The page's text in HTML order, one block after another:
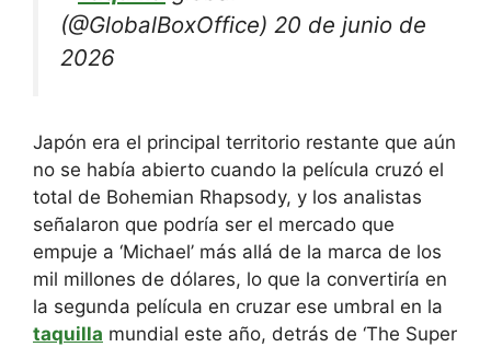
(@GlobalBoxOffice) 20 de junio de
2026
Japón era el principal territorio restante que aún
no se había abierto cuando la película cruzó el
total de Bohemian Rhapsody, y los analistas
señalaron que podría ser el mercado que
empuje a ‘Michael’ más allá de la marca de los
mil millones de dólares, lo que la convertiría en
la segunda película en cruzar ese umbral en la
taquilla mundial este año, detrás de ‘The Super